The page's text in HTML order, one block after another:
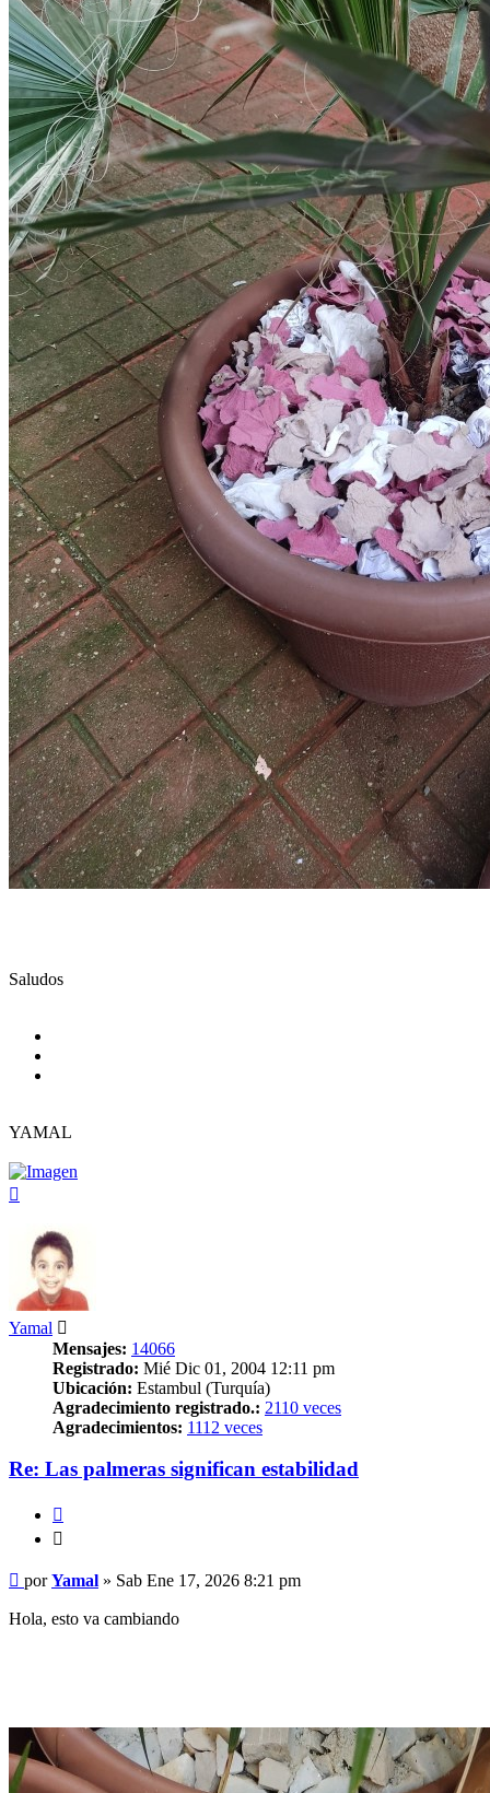
Saludos
YAMAL
Yamal
Mensajes: 14066
Registrado: Mié Dic 01, 2004 12:11 pm
Ubicación: Estambul (Turquía)
Agradecimiento registrado.: 2110 veces
Agradecimientos: 1112 veces
Re: Las palmeras significan estabilidad
Mensaje
porYamal » Sab Ene 17, 2026 8:21 pm
Hola, esto va cambiando